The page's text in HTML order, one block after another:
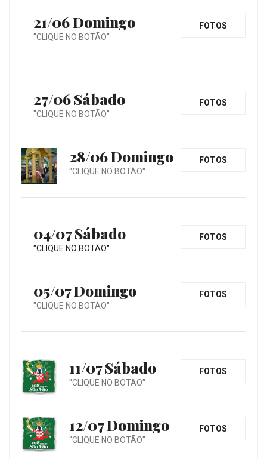
21/06 Domingo
"CLIQUE NO BOTÃO"
FOTOS
27/06 Sábado
"CLIQUE NO BOTÃO"
FOTOS
28/06 Domingo
"CLIQUE NO BOTÃO"
FOTOS
04/07 Sábado
"CLIQUE NO BOTÃO"
FOTOS
05/07 Domingo
"CLIQUE NO BOTÃO"
FOTOS
11/07 Sábado
"CLIQUE NO BOTÃO"
FOTOS
12/07 Domingo
"CLIQUE NO BOTÃO"
FOTOS